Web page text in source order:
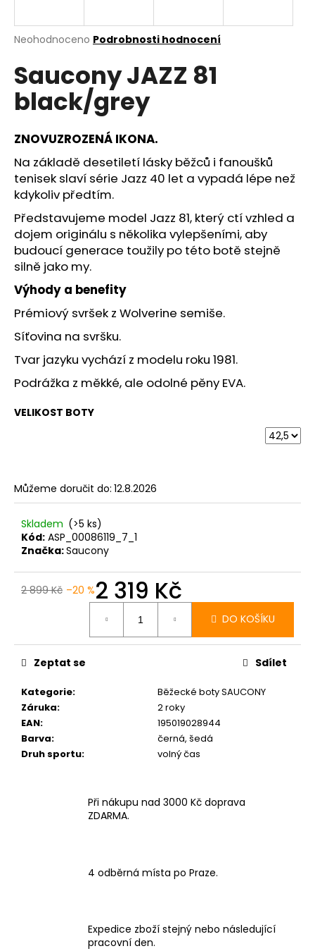
Průměrné
produktu
je
0,0
hvězdiček.
Neohodnoceno Podrobnosti hodnocení
Saucony JAZZ 81
black/grey
ZNOVUZROZENÁ IKONA.
Na základě desetiletí lásky běžců i fanoušků
tenisek slaví série Jazz 40 let a vypadá lépe než
kdykoliv předtím.
Představujeme model Jazz 81, který ctí vzhled a
dojem originálu s několika vylepšeními, aby
budoucí generace toužily po této botě stejně
silně jako my.
Výhody a benefity
Prémiový svršek z Wolverine semiše.
Síťovina na svršku.
Tvar jazyku vychází z modelu roku 1981.
Podrážka z měkké, ale odolné pěny EVA.
VELIKOST BOTY
Můžeme doručit do: 12.8.2026
Skladem (>5 ks)
Kód: ASP_00086119_7_1
Značka:Saucony
2 899 Kč –20 %2 319 Kč
DO KOŠÍKU
Kategorie:
Běžecké boty SAUCONY
Záruka:
2 roky
EAN:
195019028944
Barva:
černá, šedá
Druh sportu: volný čas
Zeptat se Sdílet
Při nákupu nad 3000 Kč doprava
ZDARMA.
4 odběrná místa po Praze.
Expedice zboží stejný nebo následující
pracovní den.
j
t
?
HLEDAT
D
o
p
o
r
č
u
e
m
-
ZELENÁ
990
Kč